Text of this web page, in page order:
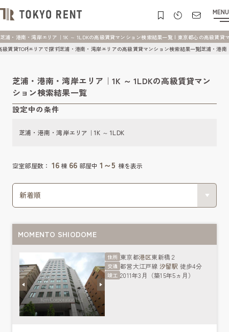
MENU
芝浦・港南・湾岸エリア｜1K ～ 1LDKの高級賃貸マンション検索結果一覧 | 東京都心の高級賃貸
級賃貸TOPエリアで探す芝浦・港南・湾岸エリアの高級賃貸マンション検索結果一覧芝浦・港南
芝浦・港南・湾岸エリア｜1K ～ 1LDKの高級賃貸マン
ション検索結果一覧
設定中の条件
空室部屋数： 16棟 66 部屋中 1～5 棟を表示
芝浦・港南・湾岸エリア｜1K ～ 1LDK
MOMENTO SHIODOME
住所 東京都港区東新橋２
交通 都営大江戸線 汐留駅 徒歩4分
竣工 2011年3月（築15年5ヵ月）